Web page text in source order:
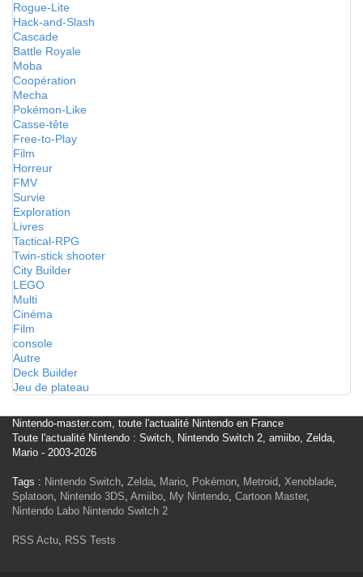
Rogue-Lite
Hack-and-Slash
Cascade
Battle Royale
Moba
Coopération
Mecha
Pokémon-Like
Casse-tête
Free-to-Play
Film
Horreur
FMV
Survie
Exploration
Livres
Tactical-RPG
Twin-stick shooter
City Builder
LEGO
Multi
Cinéma
Film
console
Autre
Deck Builder
Jeu de plateau
Nintendo-master.com, toute l'actualité Nintendo en France
Toute l'actualité Nintendo : Switch, Nintendo Switch 2, amiibo, Zelda,
Mario - 2003-2026
Tags : Nintendo Switch, Zelda, Mario, Pokémon, Metroid, Xenoblade,
Splatoon, Nintendo 3DS, Amiibo, My Nintendo, Cartoon Master,
Nintendo Labo Nintendo Switch 2
RSS Actu, RSS Tests